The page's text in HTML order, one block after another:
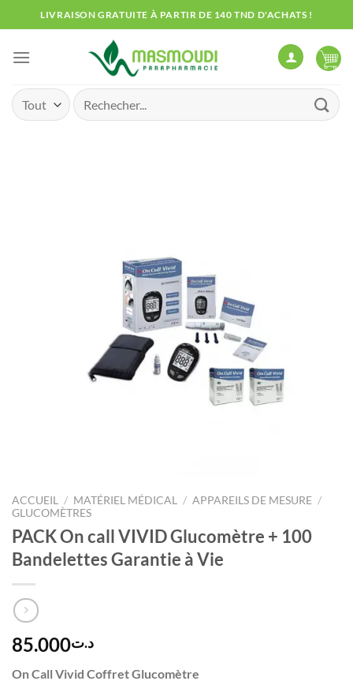
au
contenu
LIVRAISON GRATUITE À PARTIR DE 140 TND D'ACHATS !
Recherche
pour :
ACCUEIL / MATÉRIEL MÉDICAL / APPAREILS DE MESURE /
GLUCOMÈTRES
PACK On call VIVID Glucomètre + 100
Bandelettes Garantie à Vie
د.ت85.000
On Call Vivid Coffret Glucomètre